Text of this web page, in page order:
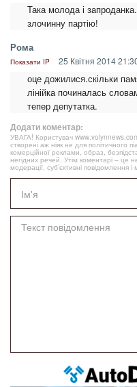
Така молода і
злочинну партію!
Рома
Показати IP 25 Квітня 2014
оце дожилися.скільки
лінійка починалась
тепер депутатка.
Додати коментар:
УВАГА! Користувач
створені аж ніяк не для політичного
комерційної реклами, образ,
негідних речей. Утім коментарі – це
модерації, суб’єктивні повідомлення